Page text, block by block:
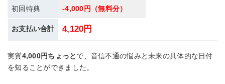
初回特典 -4,000円（無料分）
お支払い合計 4,120円
実質4,000円ちょっとで、音信不通の悩みと未来の具体的な日付
を知ることができました。